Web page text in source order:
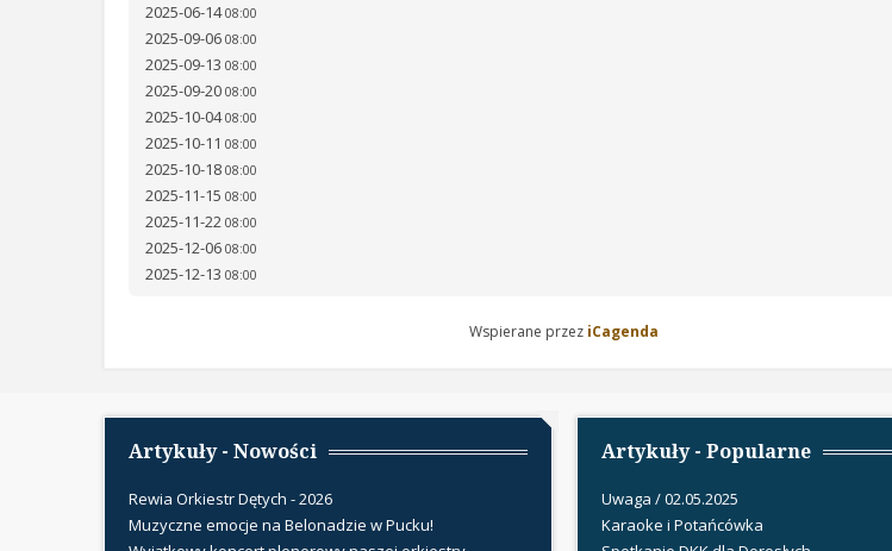
2025-06-1408:00
2025-09-0608:00
2025-09-1308:00
2025-09-2008:00
2025-10-0408:00
2025-10-1108:00
2025-10-1808:00
2025-11-1508:00
2025-11-2208:00
2025-12-0608:00
2025-12-1308:00
Wspierane przez iCagenda
Artykuły - Nowości
Rewia Orkiestr Dętych - 2026
Muzyczne emocje na Belonadzie w Pucku!
Artykuły - Popularne
Uwaga / 02.05.2025
Karaoke i Potańcówka